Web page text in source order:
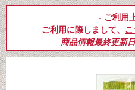
- ご利用
ご利用に際しまして、 こ
商品情報最終更新日